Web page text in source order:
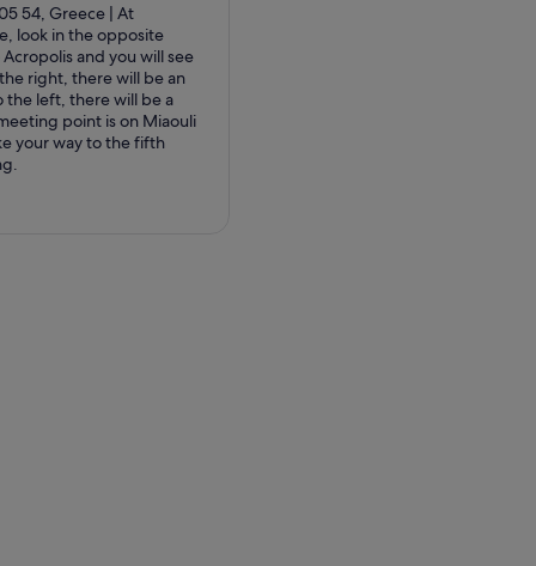
54, Greece | At
look in the opposite
and you will see
right, there will be an
the left, there will be a
point is on Miaouli
your way to the fifth